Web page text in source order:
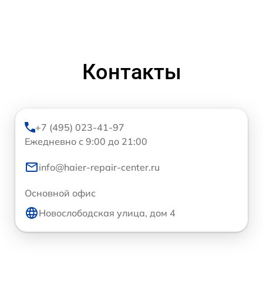
Контакты
+7 (495) 023-41-97
Ежедневно с 9:00 до 21:00
info@haier-repair-center.ru
Основной офис
Новослободская улица, дом 4